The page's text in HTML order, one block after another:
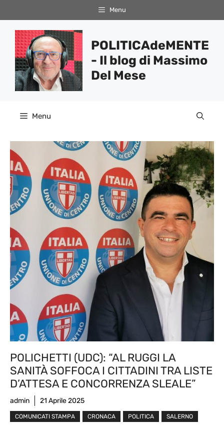
al
contenuto
Menu
POLITICAdeMENTE
- Il blog di Massimo
Del Mese
Menu
POLICHETTI (UDC): “AL RUGGI LA
SANITÀ SOFFOCA I CITTADINI TRA LISTE
D’ATTESA E CONCORRENZA SLEALE”
admin 21 Aprile 2025
COMUNICATI STAMPA CRONACA POLITICA SALERNO